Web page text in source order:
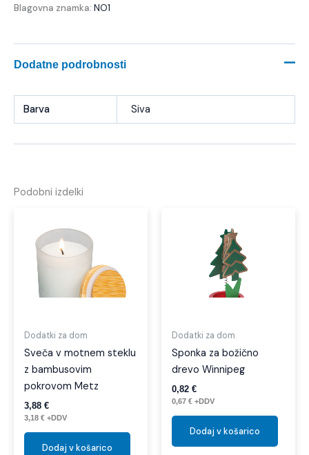
Blagovna znamka: NO1
Dodatne podrobnosti
Barva Siva
Podobni izdelki
Dodatki za dom
Sveča v motnem steklu
z bambusovim
pokrovom Metz
3,88 €
3,18 € +DDV
Dodaj v košarico
Dodatki za dom
Sponka za božično
drevo Winnipeg
0,82 €
0,67 € +DDV
Dodaj v košarico